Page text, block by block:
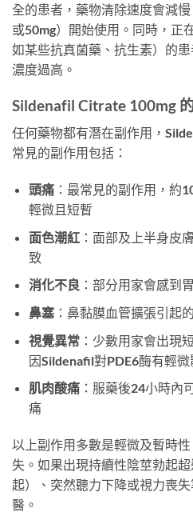
全的患者，藥物清除速度會減
或50mg）開始使用。同時，正
如某些抗真菌藥、抗生素）的
濃度過高。
Sildenafil Citrate 100mg
任何藥物都有潛在副作用，
常見的副作用包括：
頭痛：最常見的副作用，約
輕微且短暫
面色潮紅：面部及上半身皮
致
消化不良 ：部分用家會感到
鼻塞：鼻黏膜血管擴張引起
視覺異常：少數用家會出現
因Sildenafil對PDE6酶有輕微
肌肉酸痛：服藥後24小時內
痛
以上副作用多數是輕微及暫時
失。如果出現持續性陰莖勃起
起）、突然聽力下降或視力喪
醫。